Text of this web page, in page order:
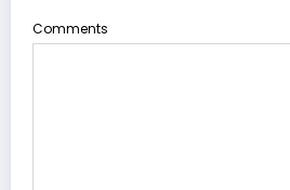
Comments